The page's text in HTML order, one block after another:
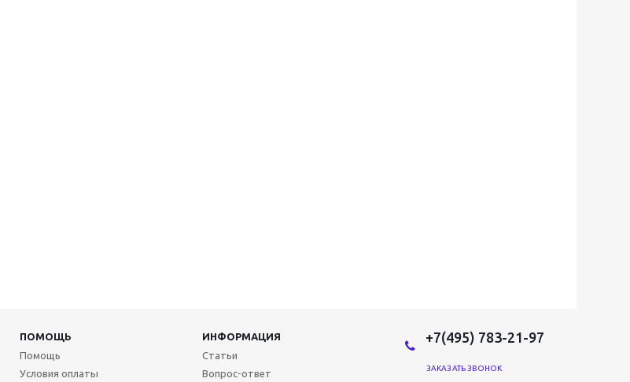
ПОМОЩЬ
ИНФОРМАЦИЯ
Помощь
Условия оплаты
Статьи
Вопрос-ответ
+7(495) 783-21-97
ЗАКАЗАТЬ ЗВОНОК